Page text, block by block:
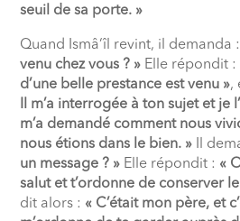
seuil de sa porte. »
Quand Ismâ‘îl revint, il demanda :
venu chez vous ? » Elle répondit :
d’une belle prestance est venu »,
Il m’a interrogée à ton sujet et je
m’a demandé comment nous
nous étions dans le bien. » Il
un message ? » Elle répondit : «
salut et t’ordonne de conserver
dit alors : « C’était mon père, et